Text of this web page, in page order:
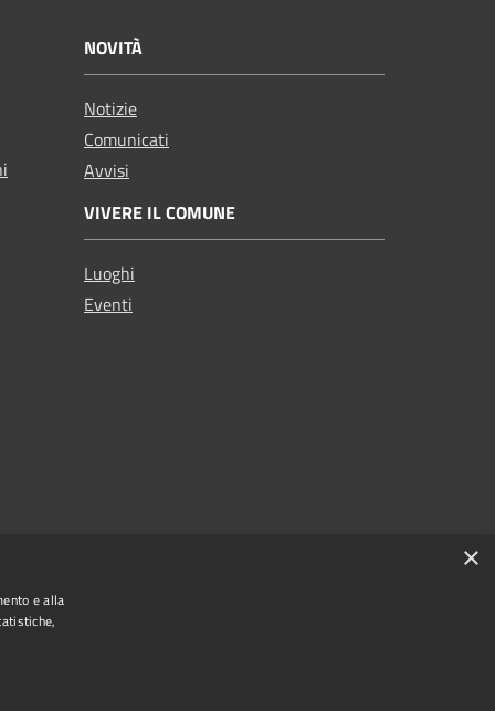
NOVITÀ
Notizie
Comunicati
Avvisi
VIVERE IL COMUNE
Luoghi
Eventi
×
e alla